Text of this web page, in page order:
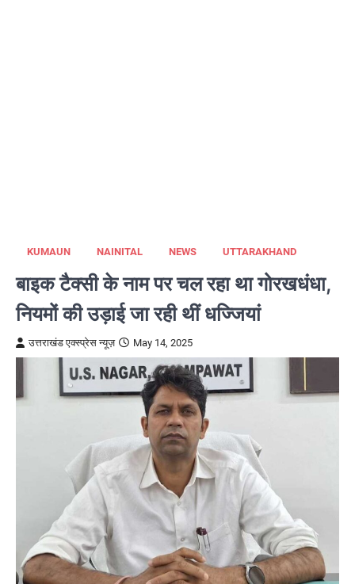
KUMAUN NAINITAL NEWS UTTARAKHAND
बाइक टैक्सी के नाम पर चल रहा था गोरखधंधा,
नियमों की उड़ाई जा रही थीं धज्जियां
उत्तराखंड एक्स्प्रेस न्यूज़ May 14, 2025